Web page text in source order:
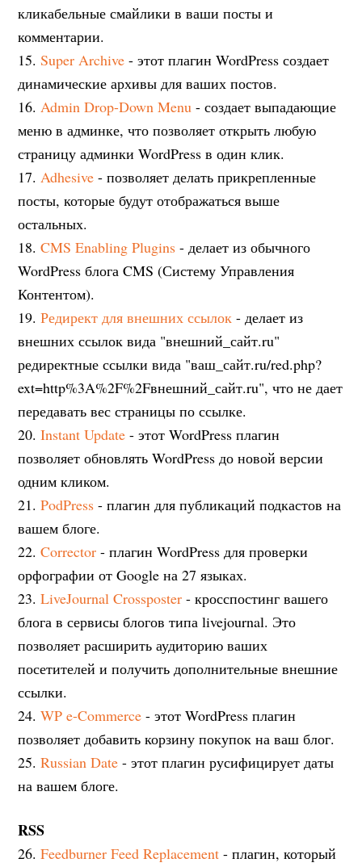
кликабельные смайлики в ваши посты и
комментарии.
15.Super Archive - этот плагин WordPress создает
динамические архивы для ваших постов.
16.Admin Drop-Down Menu - создает выпадающие
меню в админке, что позволяет открыть любую
страницу админки WordPress в один клик.
17.Adhesive - позволяет делать прикрепленные
посты, которые будут отображаться выше
остальных.
18.CMS Enabling Plugins - делает из обычного
WordPress блога CMS (Систему Управления
Контентом).
19.Редирект для внешних ссылок - делает из
внешних ссылок вида "внешний_сайт.ru"
редиректные ссылки вида "ваш_сайт.ru/red.php?
ext=http%3A%2F%2Fвнешний_сайт.ru", что не дает
передавать вес страницы по ссылке.
20.Instant Update - этот WordPress плагин
позволяет обновлять WordPress до новой версии
одним кликом.
21.PodPress - плагин для публикаций подкастов на
вашем блоге.
22.Corrector - плагин WordPress для проверки
орфографии от Google на 27 языках.
23.LiveJournal Crossposter - кросспостинг вашего
блога в сервисы блогов типа livejournal. Это
позволяет расширить аудиторию ваших
посетителей и получить дополнительные внешние
ссылки.
24.WP e-Commerce - этот WordPress плагин
позволяет добавить корзину покупок на ваш блог.
25.Russian Date - этот плагин русифицирует даты
на вашем блоге.
RSS
26.Feedburner Feed Replacement - плагин, который